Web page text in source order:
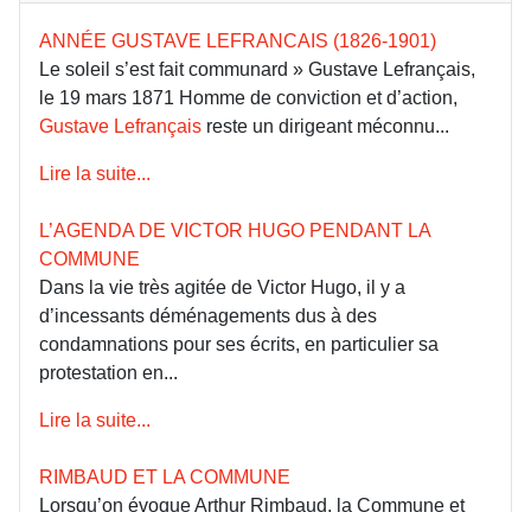
ANNÉE GUSTAVE LEFRANCAIS (1826-1901)
Le soleil s’est fait communard » Gustave Lefrançais,
le 19 mars 1871 Homme de conviction et d’action,
Gustave Lefrançais reste un dirigeant méconnu...
Lire la suite...
L’AGENDA DE VICTOR HUGO PENDANT LA
COMMUNE
Dans la vie très agitée de Victor Hugo, il y a
d’incessants déménagements dus à des
condamnations pour ses écrits, en particulier sa
protestation en...
Lire la suite...
RIMBAUD ET LA COMMUNE
Lorsqu’on évoque Arthur Rimbaud, la Commune et